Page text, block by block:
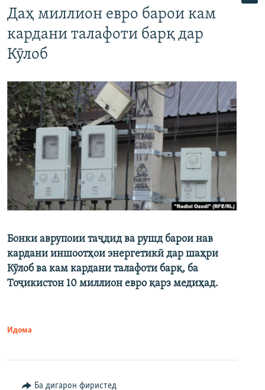
Даҳ миллион евро барои кам
кардани талафоти барқ дар
Кӯлоб
Бонки аврупоии таҷдид ва рушд барои нав
кардани иншоотҳои энергетикӣ дар шаҳри
Кӯлоб ва кам кардани талафоти барқ, ба
Тоҷикистон 10 миллион евро қарз медиҳад.
Идома
Ба дигарон фиристед